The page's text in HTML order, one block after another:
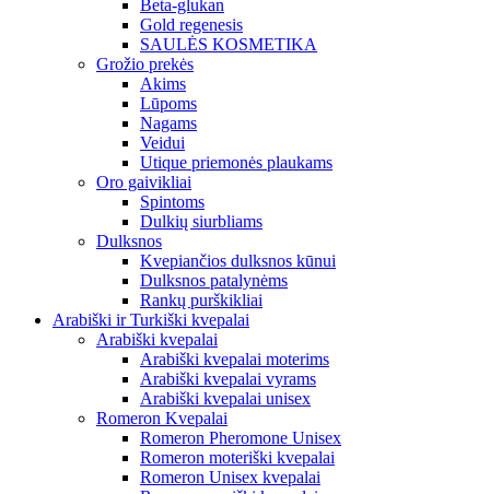
Beta-glukan
Gold regenesis
SAULĖS KOSMETIKA
Grožio prekės
Akims
Lūpoms
Nagams
Veidui
Utique priemonės plaukams
Oro gaivikliai
Spintoms
Dulkių siurbliams
Dulksnos
Kvepiančios dulksnos kūnui
Dulksnos patalynėms
Rankų purškikliai
Arabiški ir Turkiški kvepalai
Arabiški kvepalai
Arabiški kvepalai moterims
Arabiški kvepalai vyrams
Arabiški kvepalai unisex
Romeron Kvepalai
Romeron Pheromone Unisex
Romeron moteriški kvepalai
Romeron Unisex kvepalai